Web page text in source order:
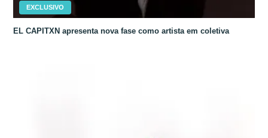
EXCLUSIVO
EL CAPITXN apresenta nova fase como artista em coletiva